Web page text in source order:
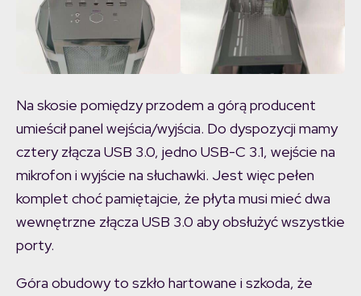
Na skosie pomiędzy przodem a górą producent
umieścił panel wejścia/wyjścia. Do dyspozycji mamy
cztery złącza USB 3.0, jedno USB-C 3.1, wejście na
mikrofon i wyjście na słuchawki. Jest więc pełen
komplet choć pamiętajcie, że płyta musi mieć dwa
wewnętrzne złącza USB 3.0 aby obsłużyć wszystkie
porty.
Góra obudowy to szkło hartowane i szkoda, że